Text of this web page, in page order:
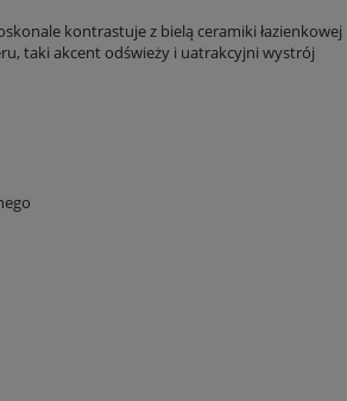
kontrastuje z bielą ceramiki łazienkowej
taki akcent odświeży i uatrakcyjni wystrój